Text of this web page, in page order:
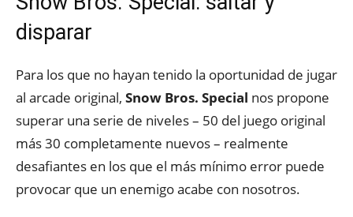
disparar
Para los que no hayan tenido la oportunidad de jugar
al arcade original, Snow Bros. Special nos propone
superar una serie de niveles – 50 del juego original
más 30 completamente nuevos – realmente
desafiantes en los que el más mínimo error puede
provocar que un enemigo acabe con nosotros.